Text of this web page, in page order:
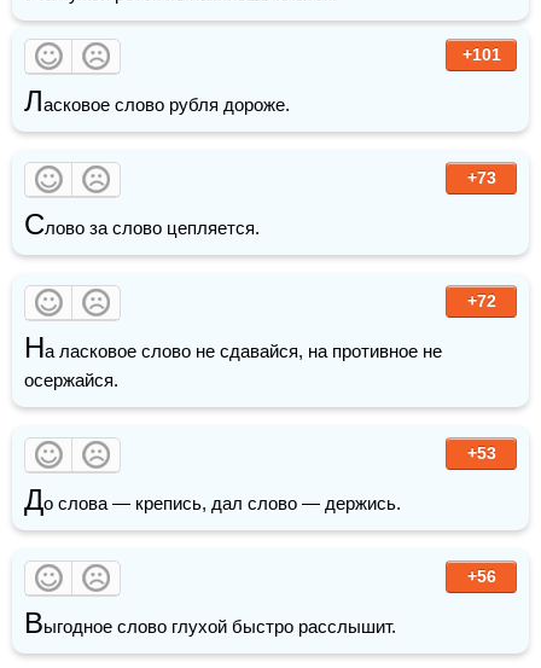
+101
Ласковое слово рубля дороже.
+73
Слово за слово цепляется.
+72
На ласковое слово не сдавайся, на противное не
осержайся.
+53
До слова — крепись, дал слово — держись.
+56
Выгодное слово глухой быстро расслышит.